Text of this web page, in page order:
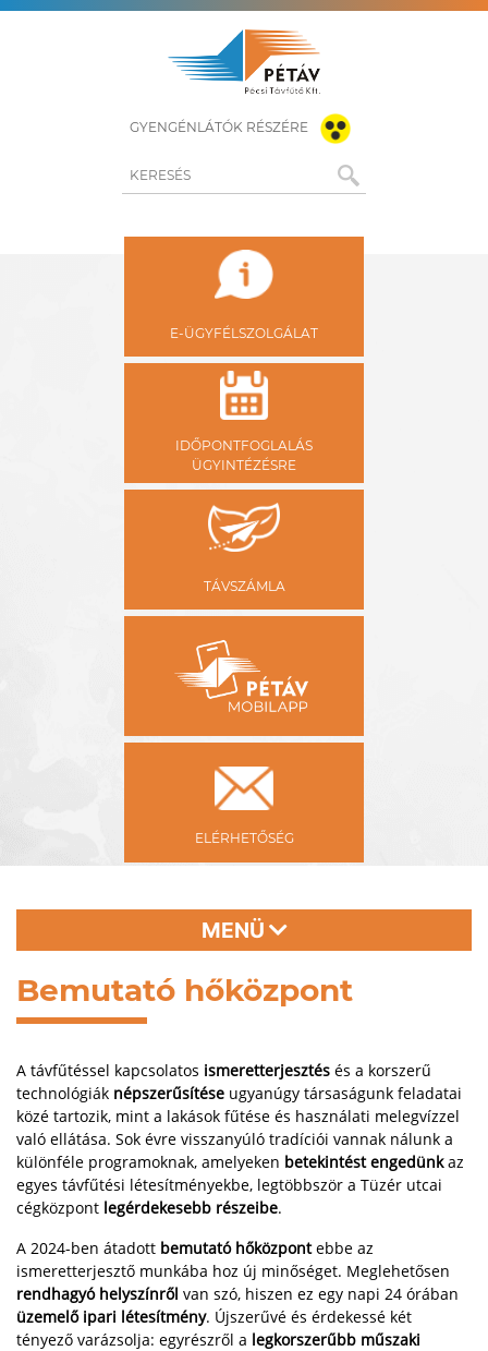
GYENGÉNLÁTÓK RÉSZÉRE
KERESÉS
E-ÜGYFÉLSZOLGÁLAT
IDŐPONTFOGLALÁS
ÜGYINTÉZÉSRE
TÁVSZÁMLA
ELÉRHETŐSÉG
MENÜ
Bemutató hőközpont
A távfűtéssel kapcsolatos ismeretterjesztés és a korszerű
technológiák népszerűsítése ugyanúgy társaságunk feladatai
közé tartozik, mint a lakások fűtése és használati melegvízzel
való ellátása. Sok évre visszanyúló tradíciói vannak nálunk a
különféle programoknak, amelyeken betekintést engedünkaz
egyes távfűtési létesítményekbe, legtöbbször a Tüzér utcai
cégközpont legérdekesebb részeibe.
A 2024-ben átadott bemutató hőközpontebbe az
ismeretterjesztő munkába hoz új minőséget. Meglehetősen
rendhagyó helyszínről van szó, hiszen ez egy napi 24 órában
üzemelő ipari létesítmény. Újszerűvé és érdekessé két
tényező varázsolja: egyrészről a legkorszerűbb műszaki